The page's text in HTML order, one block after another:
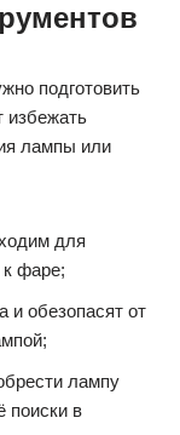
подготовить
избежать
лампы или
для
к фаре;
и обезопасят от
лампу
поиски в